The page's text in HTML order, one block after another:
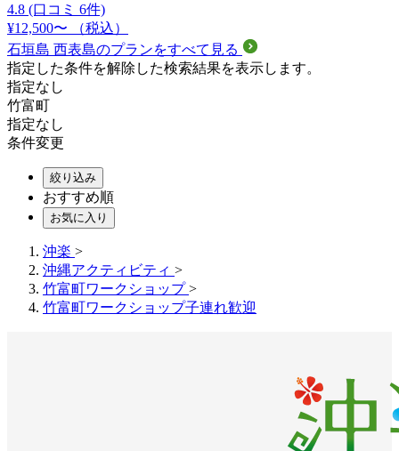
4.8 (口コミ 6件)
¥12,500〜
（税込）
石垣島 西表島のプランをすべて見る
指定した条件を解除した検索結果を表示します。
指定なし
竹富町
指定なし
条件変更
絞り込み
おすすめ順
お気に入り
沖楽 >
沖縄アクティビティ >
竹富町ワークショップ>
竹富町ワークショップ子連れ歓迎